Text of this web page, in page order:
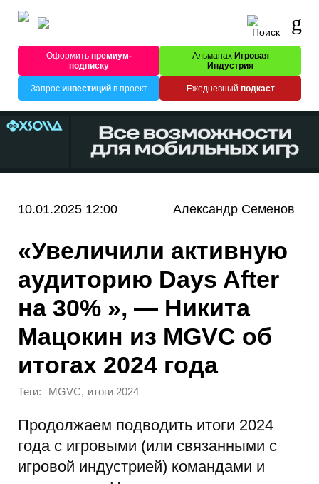
Оформитьпремиум-
подписку
Альманах Игровая
Индустрия
Запрос инвестицийв проект Ежедневный подкаст
10.01.2025 12:00 Александр Семенов
«Увеличили активную
аудиторию Days After
на 30% », — Никита
Мацокин из MGVC об
итогах 2024 года
Теги: MGVC, итоги 2024
Продолжаем подводить итоги 2024
года с игровыми (или связанными с
игровой индустрией) командами и